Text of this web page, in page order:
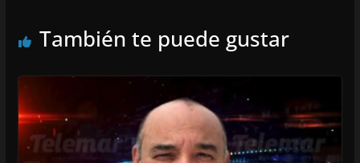
También te puede gustar